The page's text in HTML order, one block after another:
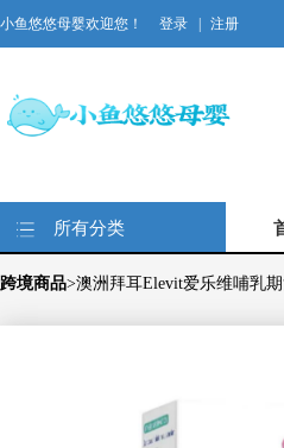
小鱼悠悠母婴欢迎您！ 登录 注册
所有分类
跨境商品>澳洲拜耳Elevit爱乐维哺乳